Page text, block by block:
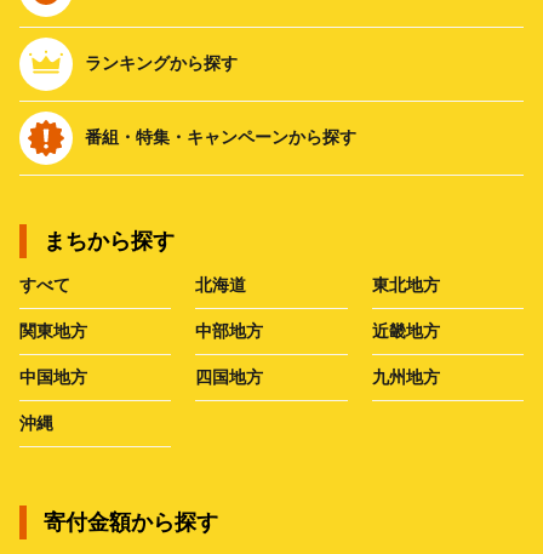
ランキングから探す
番組・特集・キャンペーンから探す
まちから探す
すべて 北海道 東北地方
関東地方 中部地方 近畿地方
中国地方 四国地方 九州地方
沖縄
寄付金額から探す